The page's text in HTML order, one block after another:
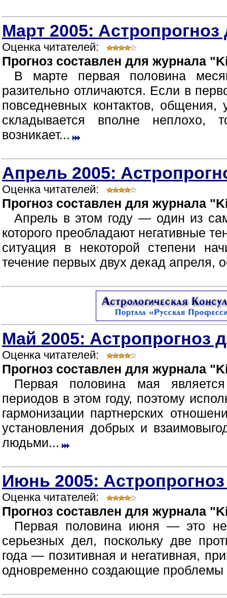
Март 2005: Астропрогноз
Оценка читателей:
Прогноз составлен для журнала
В марте первая половина
разительно отличаются. Если в
повседневных контактов,
складывается вполне неплохо,
возникает...
Апрель 2005:
Оценка читателей:
Прогноз составлен для журнала
Апрель в этом году — один из
которого преобладают негативные
ситуация в некоторой степени
течение первых двух декад апреля,
Май 2005: Астропрогноз
Оценка читателей:
Прогноз составлен для журнала
Первая половина мая
периодов в этом году, поэтому
гармонизации партнерских
установления добрых и
людьми...
Июнь 2005:
Оценка читателей:
Прогноз составлен для журнала
Первая половина июня — это
серьезных дел, поскольку две
года — позитивная и негативная,
одновременно создающие